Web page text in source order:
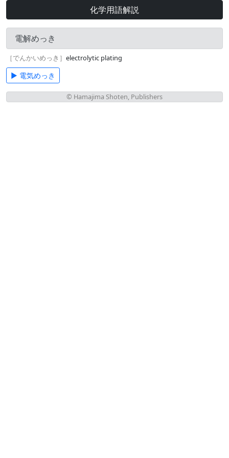
化学用語解説
電解めっき
［でんかいめっき］ electrolytic plating
▶ 電気めっき
© Hamajima Shoten, Publishers